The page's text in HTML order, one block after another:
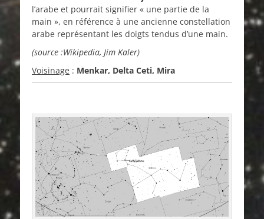
l’arabe et pourrait signifier « une partie de la
main », en référence à une ancienne constellation
arabe représentant les doigts tendus d’une main.
(source :Wikipedia, Jim Kaler)
Voisinage : Menkar, Delta Ceti, Mira